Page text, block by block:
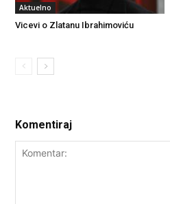
Aktuelno
Vicevi o Zlatanu Ibrahimoviću
Komentiraj